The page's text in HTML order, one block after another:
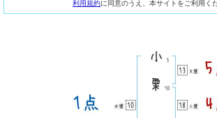
利用規約に同意のうえ、本サイトをご利用く